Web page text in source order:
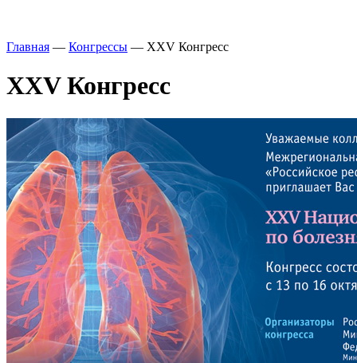
Главная — Конгрессы — XXV Конгресс
XXV Конгресс